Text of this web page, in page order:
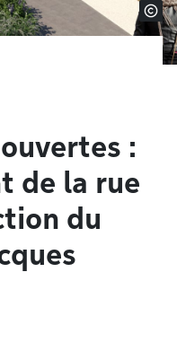
:
de la rue
du